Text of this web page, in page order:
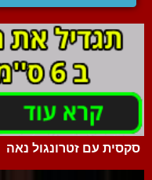
סקסית עם זטרונגול נאה